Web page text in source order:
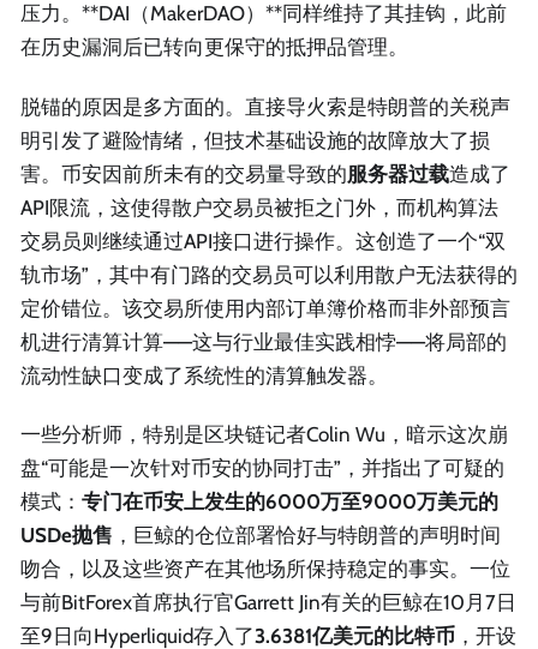
压力。**DAI（MakerDAO）**同样维持了其挂钩，此前
在历史漏洞后已转向更保守的抵押品管理。
脱锚的原因是多方面的。直接导火索是特朗普的关税声
明引发了避险情绪，但技术基础设施的故障放大了损
害。币安因前所未有的交易量导致的服务器过载造成了
API限流，这使得散户交易员被拒之门外，而机构算法
交易员则继续通过API接口进行操作。这创造了一个“双
轨市场”，其中有门路的交易员可以利用散户无法获得的
定价错位。该交易所使用内部订单簿价格而非外部预言
机进行清算计算——这与行业最佳实践相悖——将局部的
流动性缺口变成了系统性的清算触发器。
一些分析师，特别是区块链记者Colin Wu，暗示这次崩
盘“可能是一次针对币安的协同打击”，并指出了可疑的
模式： 专门在币安上发生的6000万至9000万美元的
USDe抛售 ，巨鲸的仓位部署恰好与特朗普的声明时间
吻合，以及这些资产在其他场所保持稳定的事实。一位
与前BitForex首席执行官Garrett Jin有关的巨鲸在10月7日
至9日向Hyperliquid存入了3.6381亿美元的比特币 ，开设